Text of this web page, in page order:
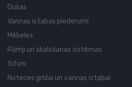
Dušas
Vannas istabas piederumi
Mēbeles
Rāmji un skalošanas sistēmas
Sifoni
Noteces grīdai un vannas istabai